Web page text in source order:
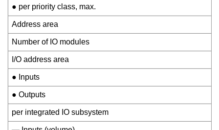
● per priority class, max.
Address area
Number of IO modules
I/O address area
● Inputs
● Outputs
per integrated IO subsystem